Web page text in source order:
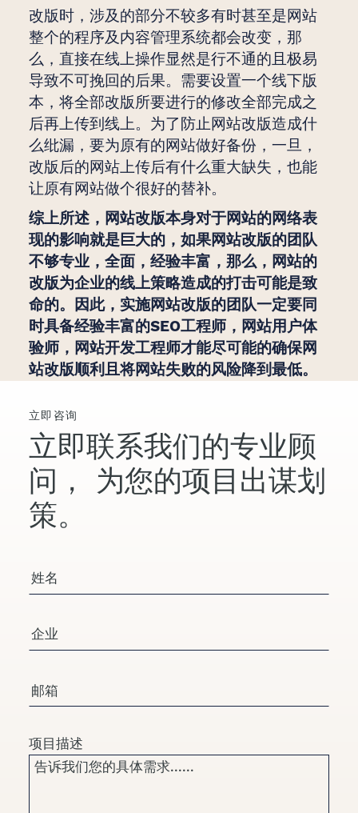
改版时，涉及的部分不较多有时甚至是网站
整个的程序及内容管理系统都会改变，那
么，直接在线上操作显然是行不通的且极易
导致不可挽回的后果。需要设置一个线下版
本，将全部改版所要进行的修改全部完成之
后再上传到线上。为了防止网站改版造成什
么纰漏，要为原有的网站做好备份，一旦，
改版后的网站上传后有什么重大缺失，也能
让原有网站做个很好的替补。
综上所述，网站改版本身对于网站的网络表
现的影响就是巨大的，如果网站改版的团队
不够专业，全面，经验丰富，那么，网站的
改版为企业的线上策略造成的打击可能是致
命的。因此，实施网站改版的团队一定要同
时具备经验丰富的SEO工程师，网站用户体
验师，网站开发工程师才能尽可能的确保网
站改版顺利且将网站失败的风险降到最低。
立即咨询
立即联系我们的专业顾
问，
为您的项目出谋划
策。
您的姓名
公司/组织
电子邮箱
项目描述